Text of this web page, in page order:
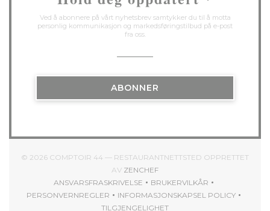
Ved å abonnere på vårt nyhetsbrev samtykker du til å motta
personlig kommunikasjon og markedsføringstilbud på e-post
fra oss.
ABONNER
© 2026 COMPTOIR 44 — RESTAURANTNETTSTED OPPRETTET
AV ZENCHEF((ÅPNER I ET NYTT VINDU))
ANSVARSFRASKRIVELSE
((ÅPNER I ET NYTT VINDU))
BRUKERVILKÅR
((ÅPNER I ET NYTT
PERSONVERNREGLER
((ÅPNER I ET NYTT VINDU))
INFORMASJONSKAPSEL POLICY
((ÅPNER I ET NYTT
TILGJENGELIGHET